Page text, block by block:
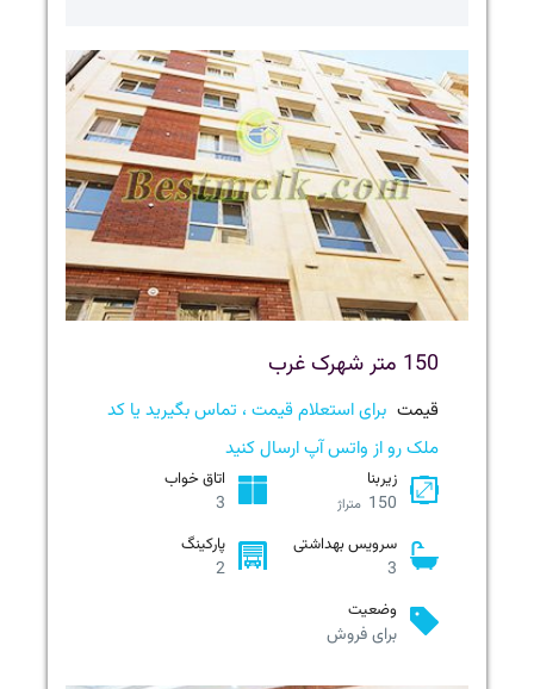
150 متر شهرک غرب
قیمت برای استعلام قیمت ، تماس بگیرید یا کد
ملک رو از واتس آپ ارسال کنید
زیربنا
150 متراژ
اتاق خواب
3
سرویس بهداشتی
3
پارکینگ
2
وضعیت
برای فروش